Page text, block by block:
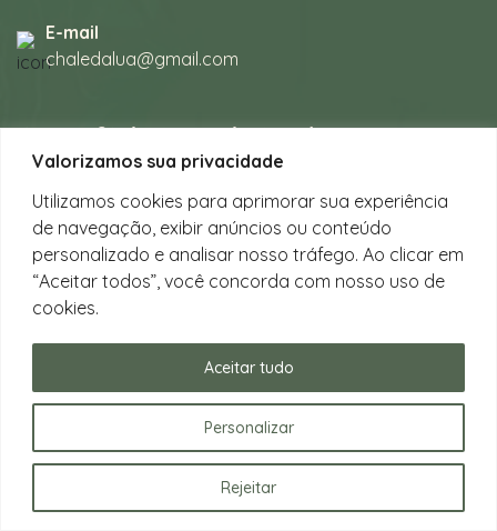
Valorizamos sua privacidade
Utilizamos cookies para aprimorar sua experiência
de navegação, exibir anúncios ou conteúdo
personalizado e analisar nosso tráfego. Ao clicar em
“Aceitar todos”, você concorda com nosso uso de
cookies.
Personalizar
Rejeitar
Aceitar tudo
E-mail
chaledalua@gmail.com
na bela praia de Juquehy.
Instagram
@chalesdaluajuquehy
Facebook
Chalés da Lua Juquehy